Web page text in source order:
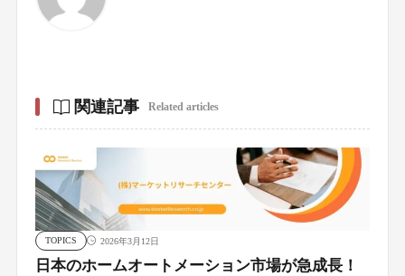
関連記事 Related articles
TOPICS 2026年3月12日
日本のホームオートメーション市場が急成長！